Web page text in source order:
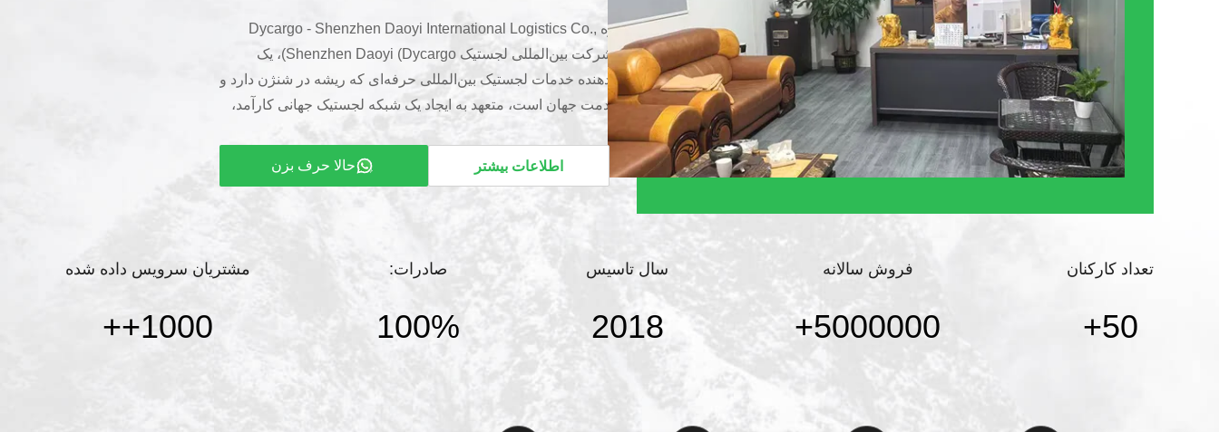
درباره Dycargo - Shenzhen Daoyi International Logistics Co.,
Ltd.شرکت بین‌المللی لجستیک Shenzhen Daoyi (Dycargo)، یک
ارائه‌دهنده خدمات لجستیک بین‌المللی حرفه‌ای که ریشه در شنژن دارد و
در خدمت جهان است، متعهد به ایجاد یک شبکه لجستیک جهانی کارآمد،
قابل اعتماد و هوشمند است. از زمان تأسیس، ما به ارزش‌های اصلی
«یکپارچگی، حرفه‌گرایی، نوآوری و برد-برد» پایبند بوده‌ایم، با تمرکز بر
رفع نیازهای لجستیکی متنوع مشتریان جهانی و ارائه راه‌حل‌های
لجستیک، ...
اطلاعات بیشتر حالا حرف بزن
تعداد کارکنان
50
+
فروش سالانه
5000000
+
سال تاسیس
2018
صادرات:
100%
مشتریان سرویس داده شده
1000+
+